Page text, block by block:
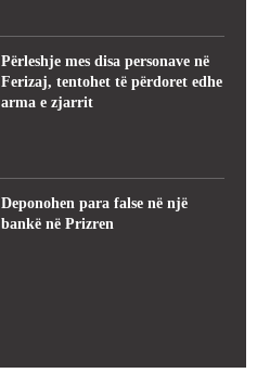
Përleshje mes disa personave në
Ferizaj, tentohet të përdoret edhe
arma e zjarrit
Deponohen para false në një
bankë në Prizren